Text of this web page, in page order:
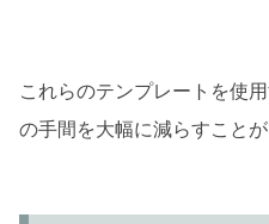
これらのテンプレートを使
の手間を大幅に減らすことが